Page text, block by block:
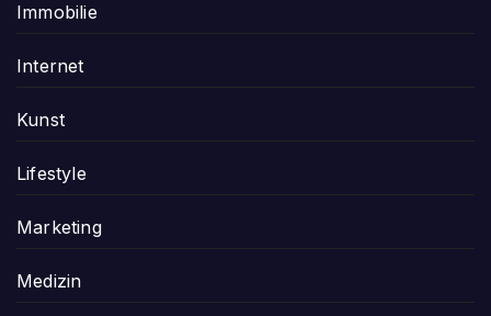
Immobilie
Internet
Kunst
Lifestyle
Marketing
Medizin